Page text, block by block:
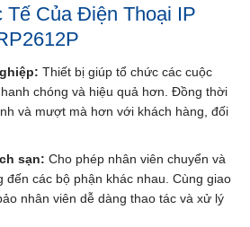
Của Điện Thoại IP
Thiết bị giúp tổ chức các cuộc
chóng và hiệu quả hơn. Đồng thời
và mượt mà hơn với khách hàng, đối
sạn: Cho phép nhân viên chuyển và
đến các bộ phận khác nhau. Cùng giao
nhân viên dễ dàng thao tác và xử lý